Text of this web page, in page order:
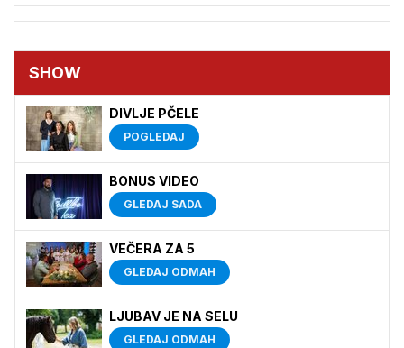
SHOW
DIVLJE PČELE
POGLEDAJ
BONUS VIDEO
GLEDAJ SADA
VEČERA ZA 5
GLEDAJ ODMAH
LJUBAV JE NA SELU
GLEDAJ ODMAH